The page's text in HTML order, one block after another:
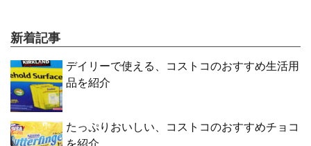
新着記事
デイリーで使える、コストコのおすすめ生活用
品を紹介
たっぷりおいしい、コストコのおすすめチョコ